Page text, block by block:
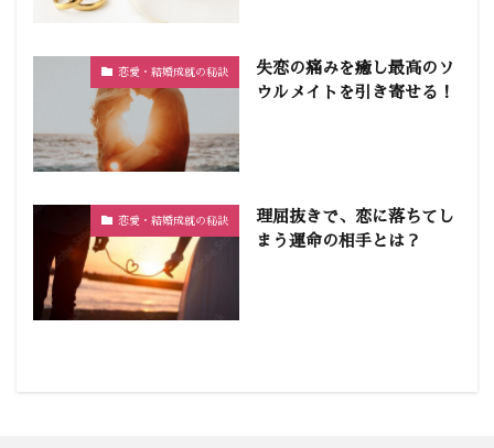
恋愛・結婚成就の秘訣
失恋の痛みを癒し最高のソ
ウルメイトを引き寄せる！
恋愛・結婚成就の秘訣
理屈抜きで、恋に落ちてし
まう運命の相手とは？